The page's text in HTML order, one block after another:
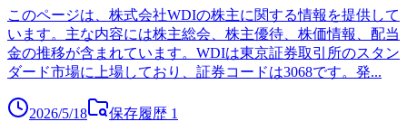
このページは、株式会社WDIの株主に関する情報を提供して
います。主な内容には株主総会、株主優待、株価情報、配当
金の推移が含まれています。WDIは東京証券取引所のスタン
ダード市場に上場しており、証券コードは3068です。発...
2026/5/18 保存履歴 1